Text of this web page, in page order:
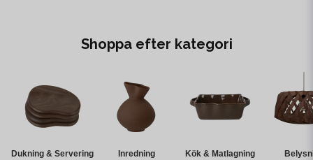
Shoppa efter kategori
Dukning & Servering Inredning Kök & Matlagning